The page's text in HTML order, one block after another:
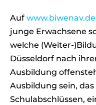
Auf www.biwenav.de
junge Erwachsene
welche (Weiter-
Düsseldorf nach
Ausbildung
Ausbildung sein,
Schulabschlüssen,